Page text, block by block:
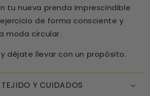
tu nueva prenda imprescindible
de forma consciente y
moda circular.
déjate llevar con un propósito.
TEJIDO Y CUIDADOS